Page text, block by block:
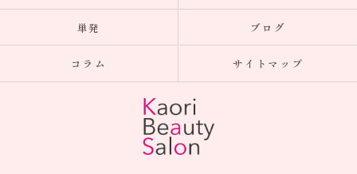
単発 ブログ
コラム サイトマップ